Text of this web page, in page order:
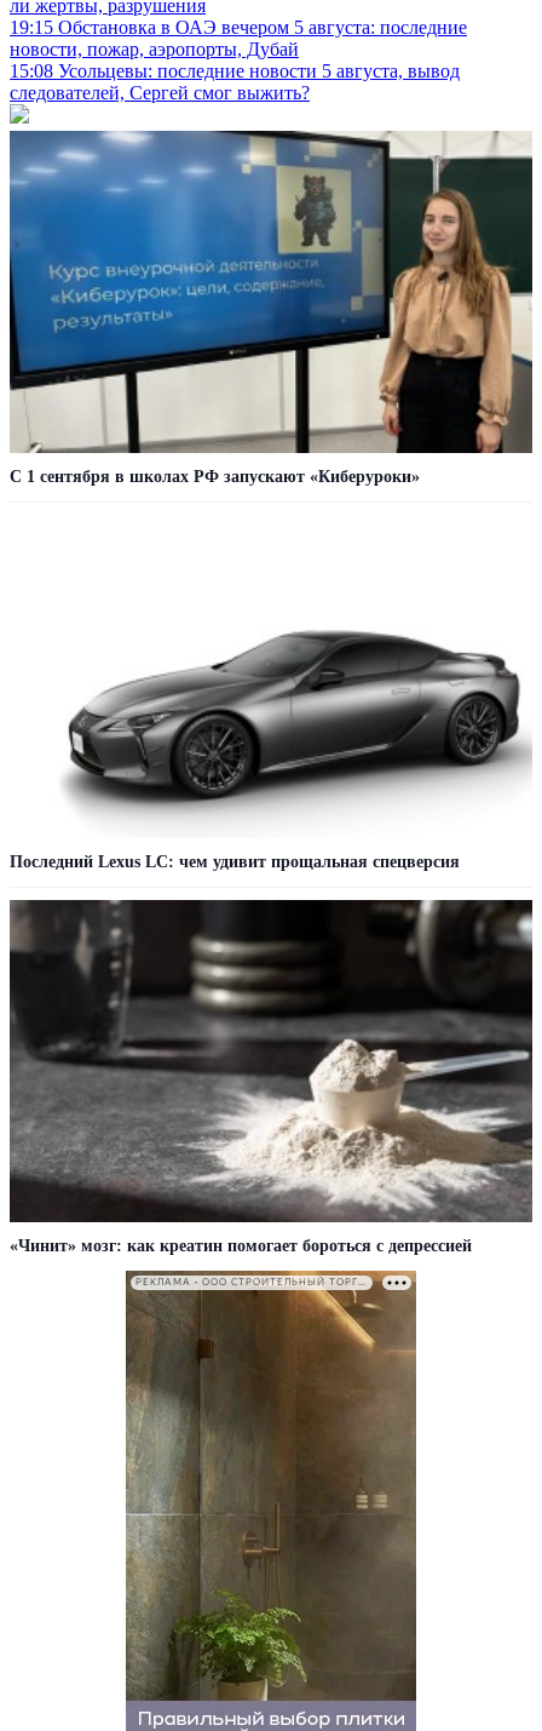
ли жертвы, разрушения
19:15 Обстановка в ОАЭ вечером 5 августа: последние
новости, пожар, аэропорты, Дубай
15:08 Усольцевы: последние новости 5 августа, вывод
следователей, Сергей смог выжить?
С 1 сентября в школах РФ запускают «Киберуроки»
Последний Lexus LC: чем удивит прощальная спецверсия
«Чинит» мозг: как креатин помогает бороться с депрессией
РЕКЛАМА • ООО СТРОИТЕЛЬНЫЙ ТОРГОВЫЙ ДОМ «ПЕТРОВИЧ». ИНН: 7802348846